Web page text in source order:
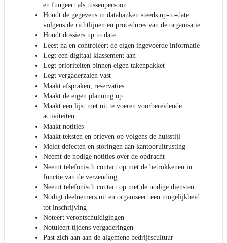
en fungeert als tussenpersoon
Houdt de gegevens in databanken steeds up-to-date
volgens de richtlijnen en procedures van de organisatie
Houdt dossiers up to date
Leest na en controleert de eigen ingevoerde informatie
Legt een digitaal klassement aan
Legt prioriteiten binnen eigen takenpakket
Legt vergaderzalen vast
Maakt afspraken, reservaties
Maakt de eigen planning op
Maakt een lijst met uit te voeren voorbereidende
activiteiten
Maakt notities
Maakt teksten en brieven op volgens de huisstijl
Meldt defecten en storingen aan kantooruitrusting
Neemt de nodige notities over de opdracht
Neemt telefonisch contact op met de betrokkenen in
functie van de verzending
Neemt telefonisch contact op met de nodige diensten
Nodigt deelnemers uit en organiseert een mogelijkheid
tot inschrijving
Noteert verontschuldigingen
Notuleert tijdens vergaderingen
Past zich aan aan de algemene bedrijfscultuur